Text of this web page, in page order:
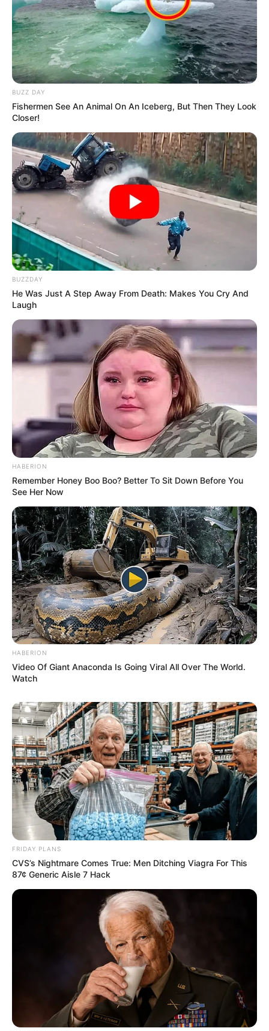
BUZZ DAY
Fishermen See An Animal On An Iceberg, But Then They Look
Closer!
BUZZDAY
He Was Just A Step Away From Death: Makes You Cry And
Laugh
HABERION
Remember Honey Boo Boo? Better To Sit Down Before You
See Her Now
HABERION
Video Of Giant Anaconda Is Going Viral All Over The World.
Watch
FRIDAY PLANS
CVS’s Nightmare Comes True: Men Ditching Viagra For This
87¢ Generic Aisle 7 Hack